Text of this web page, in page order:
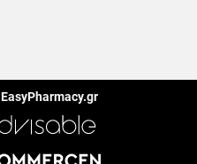
EasyPharmacy.gr